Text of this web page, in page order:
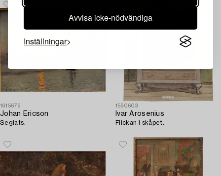
Avvisa icke-nödvändiga
Inställningar
1615679
Johan Ericson
Seglats.
1590603
Ivar Arosenius
Flickan i skåpet.